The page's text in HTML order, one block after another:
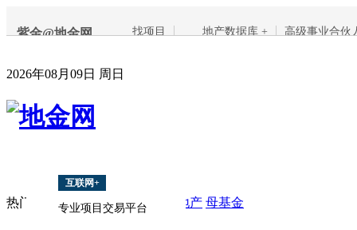
紫金@地金网 找项目 地产数据库 + 高级事业合伙
2026年08月09日 周日
互联网+
专业项目交易平台
热门搜索：地产融资 PPP 海外地产 母基金